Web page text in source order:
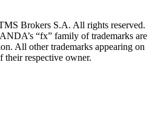
Brokers S.A. All rights reserved.
“fx” family of trademarks are
All other trademarks appearing on
their respective owner.